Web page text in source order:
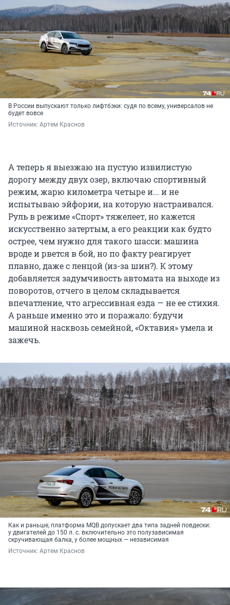
В России выпускают только лифтбэки: судя по всему, универсалов не
будет вовсе
Источник: Артем Краснов
А теперь я выезжаю на пустую извилистую
дорогу между двух озер, включаю спортивный
режим, жарю километра четыре и... и не
испытываю эйфории, на которую настраивался.
Руль в режиме «Спорт» тяжелеет, но кажется
искусственно затертым, а его реакции как будто
острее, чем нужно для такого шасси: машина
вроде и рвется в бой, но по факту реагирует
плавно, даже с ленцой (из-за шин?). К этому
добавляется задумчивость автомата на выходе из
поворотов, отчего в целом складывается
впечатление, что агрессивная езда — не ее стихия.
А раньше именно это и поражало: будучи
машиной насквозь семейной, «Октавия» умела и
зажечь.
Как и раньше, платформа MQB допускает два типа задней повдески:
у двигателей до 150 л. с. включительно это полузависимая
скручивающая балка, у более мощных — независимая
Источник: Артем Краснов